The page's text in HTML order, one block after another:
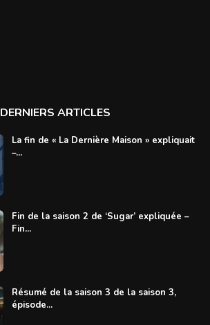
DERNIERS ARTICLES
La fin de « La Dernière Maison » expliquait
–...
Fin de la saison 2 de ‘Sugar’ expliquée –
Fin...
Résumé de la saison 3 de la saison 3,
épisode...